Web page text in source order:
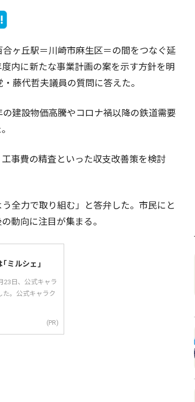
ヶ丘駅＝川崎市麻生区＝の間をつなぐ延
内に新たな事業計画の案を示す方針を明
藤代哲夫議員の質問に答えた。
建設物価高騰やコロナ禍以降の鉄道需要
事費の精査といった収支改善策を検討
全力で取り組む」と答弁した。市民にと
動向に注目が集まる。
ミルシェ｣
23日、公式キャラ
た。公式キャラク
(PR)